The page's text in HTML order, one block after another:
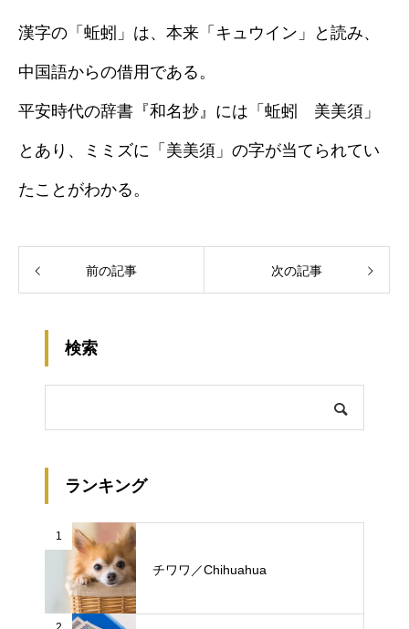
漢字の「蚯蚓」は、本来「キュウイン」と読み、
中国語からの借用である。
平安時代の辞書『和名抄』には「蚯蚓 美美須」
とあり、ミミズに「美美須」の字が当てられてい
たことがわかる。
前の記事 次の記事
検索
ランキング
1
チワワ／Chihuahua